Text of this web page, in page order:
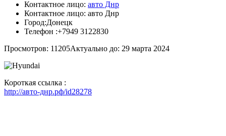
Контактное лицо: авто Днр
Контактное лицо: авто Днр
Город:Донецк
Телефон :+7949 3122830
Просмотров: 11205Актуально до: 29 марта 2024
Короткая ссылка :
http://авто-днр.рф/id28278